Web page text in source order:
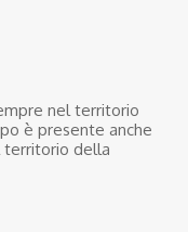
nel territorio
è presente anche
territorio della